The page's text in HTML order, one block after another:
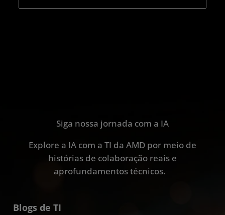
Siga nossa jornada com a IA
Explore a IA com a TI da AMD por meio de
histórias de colaboração reais e
aprofundamentos técnicos.
Blogs de TI